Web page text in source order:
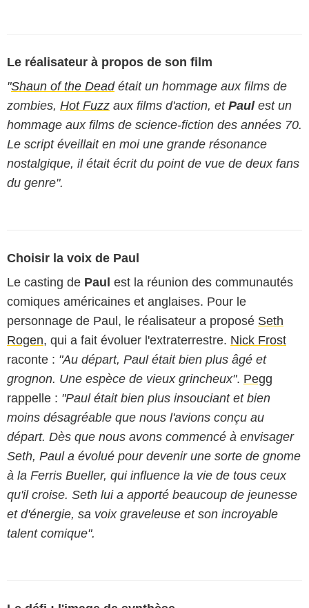
Le réalisateur à propos de son film
"Shaun of the Deadétait un hommage aux films de
zombies, Hot Fuzz aux films d'action, et Paulest un
hommage aux films de science-fiction des années 70.
Le script éveillait en moi une grande résonance
nostalgique, il était écrit du point de vue de deux fans
du genre".
Choisir la voix de Paul
Le casting de Paul est la réunion des communautés
comiques américaines et anglaises. Pour le
personnage de Paul, le réalisateur a proposé Seth
Rogen, qui a fait évoluer l'extraterrestre. Nick Frost
raconte : "Au départ, Paul était bien plus âgé et
grognon. Une espèce de vieux grincheux". Pegg
rappelle : "Paul était bien plus insouciant et bien
moins désagréable que nous l'avions conçu au
départ. Dès que nous avons commencé à envisager
Seth, Paul a évolué pour devenir une sorte de gnome
à la Ferris Bueller, qui influence la vie de tous ceux
qu'il croise. Seth lui a apporté beaucoup de jeunesse
et d'énergie, sa voix graveleuse et son incroyable
talent comique".